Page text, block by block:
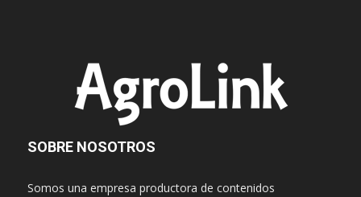
SOBRE NOSOTROS
Somos una empresa productora de contenidos